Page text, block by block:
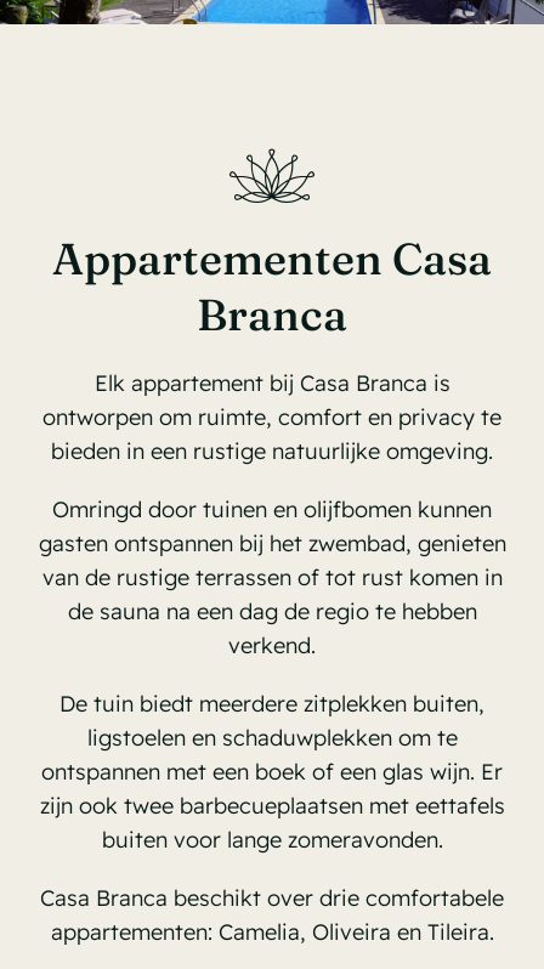
Appartementen Casa
Branca
Elk appartement bij Casa Branca is
ontworpen om ruimte, comfort en privacy te
bieden in een rustige natuurlijke omgeving.
Omringd door tuinen en olijfbomen kunnen
gasten ontspannen bij het zwembad, genieten
van de rustige terrassen of tot rust komen in
de sauna na een dag de regio te hebben
verkend.
De tuin biedt meerdere zitplekken buiten,
ligstoelen en schaduwplekken om te
ontspannen met een boek of een glas wijn. Er
zijn ook twee barbecueplaatsen met eettafels
buiten voor lange zomeravonden.
Casa Branca beschikt over drie comfortabele
appartementen: Camelia, Oliveira en Tileira.